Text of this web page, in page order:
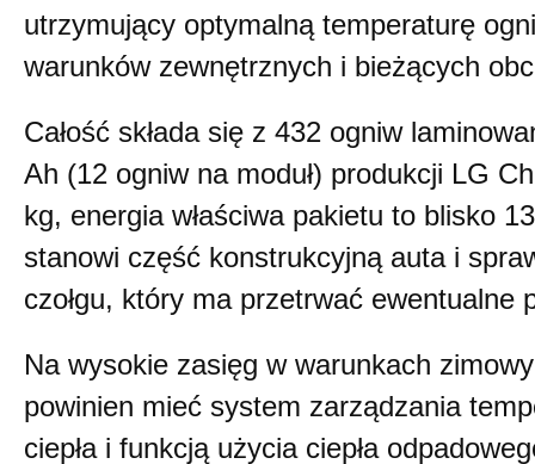
utrzymujący optymalną temperaturę
warunków zewnętrznych i bieżących
Całość składa się z 432 ogniw
Ah (12 ogniw na moduł) produkcji LG
kg, energia właściwa pakietu to blisko
stanowi część konstrukcyjną auta i
czołgu, który ma przetrwać ewentualne
Na wysokie zasięg w warunkach
powinien mieć system zarządzania
ciepła i funkcją użycia ciepła